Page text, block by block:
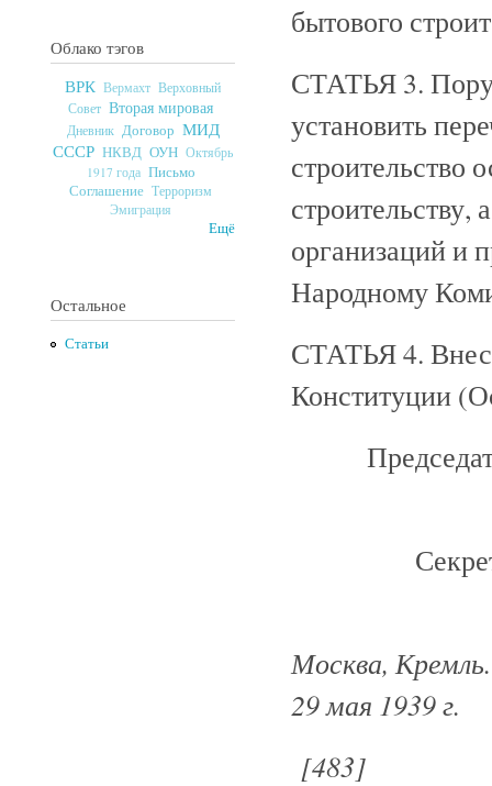
Облако тэгов
ВРК Вермахт Верховный
Совет Вторая мировая
Дневник Договор МИД
СССР НКВД ОУН Октябрь
1917 года Письмо
Соглашение Терроризм
Эмиграция
Ещё
Остальное
Статьи
бытового
СТАТЬЯ 3.
установить
строительство
строительству,
организаций и
Народному
СТАТЬЯ 4.
Конституции
Москва, Кремль.
29 мая 1939 г.
[483]